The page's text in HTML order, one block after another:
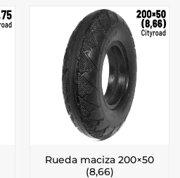
Rueda maciza 200×50
(8,66)